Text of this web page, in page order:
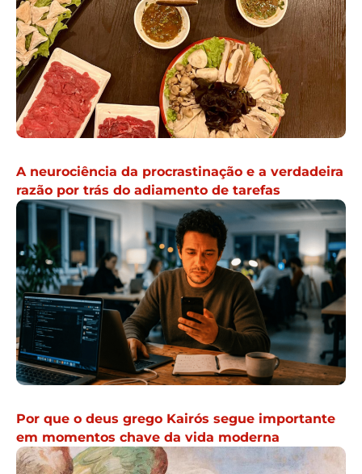
A neurociência da procrastinação e a verdadeira
razão por trás do adiamento de tarefas
Por que o deus grego Kairós segue importante
em momentos chave da vida moderna